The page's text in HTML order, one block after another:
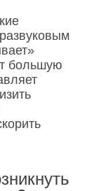
большую